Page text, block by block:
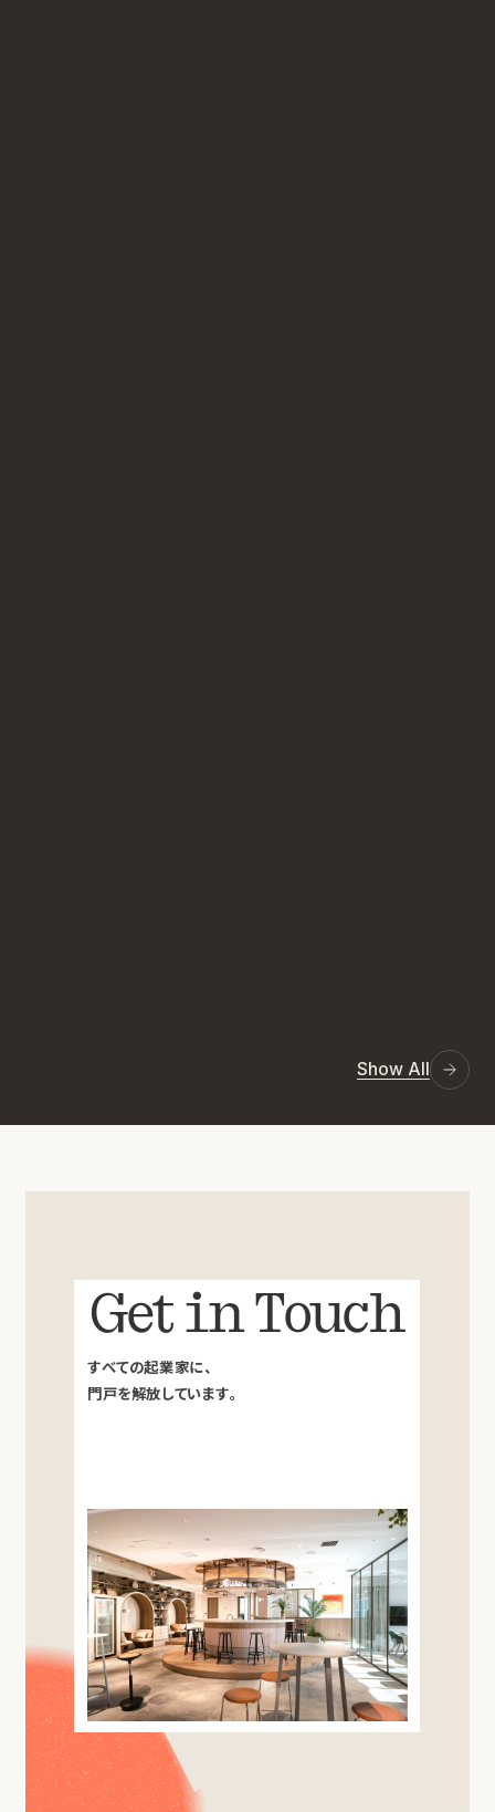
Show All
Get in Touch
すべての起業家に、
門戸を解放しています。